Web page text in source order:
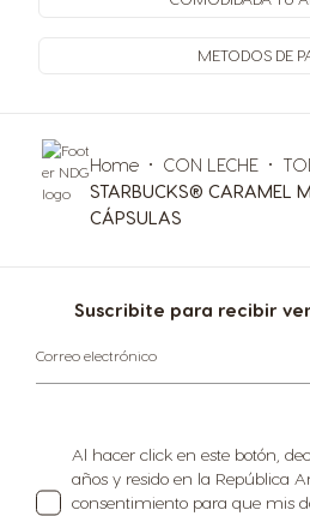
METODOS DE
Suscribite para recibir
Correo electrónico
Al hacer click en este botón,
años y resido en la República
consentimiento para que mis
Home CON LECHE
STARBUCKS® CARAMEL
CÁPSULAS